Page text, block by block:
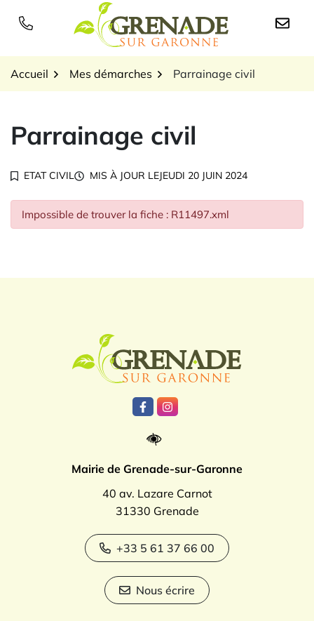
Logo Grenade sur
Accueil Mes démarches Parrainage civil
Parrainage civil
ETAT CIVIL MIS À JOUR LEJEUDI 20 JUIN 2024
Impossible de trouver la fiche : R11497.xml
Lien vers le compte Facebook
Lien vers le compte
Mairie de Grenade-sur-Garonne
40 av. Lazare Carnot
31330 Grenade
+33 5 61 37 66 00
Nous écrire